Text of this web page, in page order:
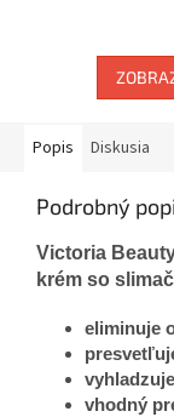
Popis Diskusia
Podrobný
Victoria
krém so
eliminuje
vhodný